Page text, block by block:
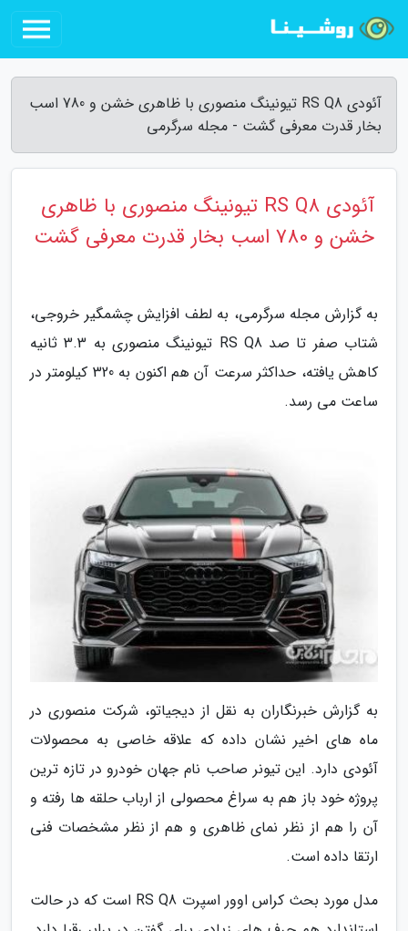
آئودی RS Q8 تیونینگ منصوری با ظاهری خشن و 780 اسب
بخار قدرت معرفی گشت - مجله سرگرمی
آئودی RS Q8 تیونینگ منصوری با ظاهری
خشن و 780 اسب بخار قدرت معرفی گشت
به گزارش مجله سرگرمی، به لطف افزایش چشمگیر خروجی،
شتاب صفر تا صد RS Q8 تیونینگ منصوری به 3.3 ثانیه
کاهش یافته، حداکثر سرعت آن هم اکنون به 320 کیلومتر در
ساعت می رسد.
به گزارش خبرنگاران به نقل از دیجیاتو، شرکت منصوری در
ماه های اخیر نشان داده که علاقه خاصی به محصولات
آئودی دارد. این تیونر صاحب نام جهان خودرو در تازه ترین
پروژه خود باز هم به سراغ محصولی از ارباب حلقه ها رفته و
آن را هم از نظر نمای ظاهری و هم از نظر مشخصات فنی
ارتقا داده است.
مدل مورد بحث کراس اوور اسپرت RS Q8 است که در حالت